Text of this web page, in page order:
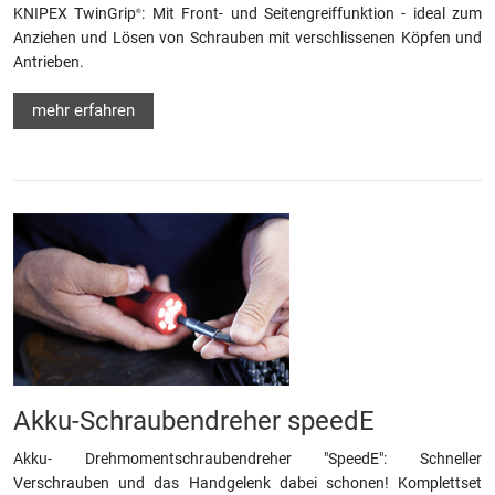
KNIPEX TwinGrip®: Mit Front- und Seitengreiffunktion - ideal zum
Anziehen und Lösen von Schrauben mit verschlissenen Köpfen und
Antrieben.
mehr erfahren
Akku-Schraubendreher speedE
Akku- Drehmomentschraubendreher "SpeedE": Schneller
Verschrauben und das Handgelenk dabei schonen! Komplettset